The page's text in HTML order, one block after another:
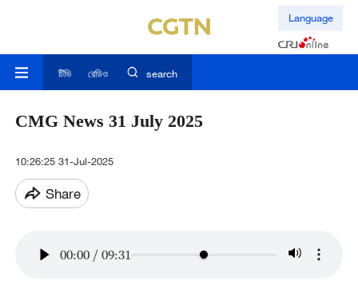
Language
টিভি রেডিও search
CMG News 31 July 2025
10:26:25 31-Jul-2025
Share
00:00 / 09:31